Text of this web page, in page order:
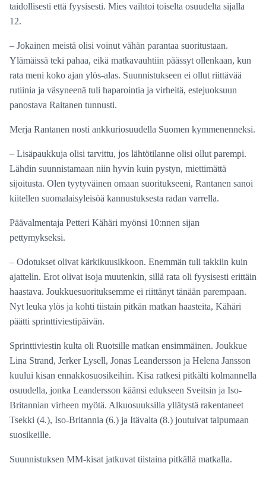
taidollisesti että fyysisesti. Mies vaihtoi toiselta osuudelta sijalla
12.
– Jokainen meistä olisi voinut vähän parantaa suoritustaan.
Ylämäissä teki pahaa, eikä matkavauhtiin päässyt ollenkaan, kun
rata meni koko ajan ylös-alas. Suunnistukseen ei ollut riittävää
rutiinia ja väsyneenä tuli haparointia ja virheitä, estejuoksuun
panostava Raitanen tunnusti.
Merja Rantanen nosti ankkuriosuudella Suomen kymmenenneksi.
– Lisäpaukkuja olisi tarvittu, jos lähtötilanne olisi ollut parempi.
Lähdin suunnistamaan niin hyvin kuin pystyn, miettimättä
sijoitusta. Olen tyytyväinen omaan suoritukseeni, Rantanen sanoi
kiitellen suomalaisyleisöä kannustuksesta radan varrella.
Päävalmentaja Petteri Kähäri myönsi 10:nnen sijan
pettymykseksi.
– Odotukset olivat kärkikuusikkoon. Enemmän tuli takkiin kuin
ajattelin. Erot olivat isoja muutenkin, sillä rata oli fyysisesti erittäin
haastava. Joukkuesuorituksemme ei riittänyt tänään parempaan.
Nyt leuka ylös ja kohti tiistain pitkän matkan haasteita, Kähäri
päätti sprinttiviestipäivän.
Sprinttiviestin kulta oli Ruotsille matkan ensimmäinen. Joukkue
Lina Strand, Jerker Lysell, Jonas Leandersson ja Helena Jansson
kuului kisan ennakkosuosikeihin. Kisa ratkesi pitkälti kolmannella
osuudella, jonka Leandersson käänsi edukseen Sveitsin ja Iso-
Britannian virheen myötä. Alkuosuuksilla yllätystä rakentaneet
Tsekki (4.), Iso-Britannia (6.) ja Itävalta (8.) joutuivat taipumaan
suosikeille.
Suunnistuksen MM-kisat jatkuvat tiistaina pitkällä matkalla.